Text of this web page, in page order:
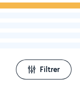
Filtrer